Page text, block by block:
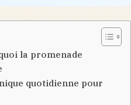
la promenade
quotidienne pour